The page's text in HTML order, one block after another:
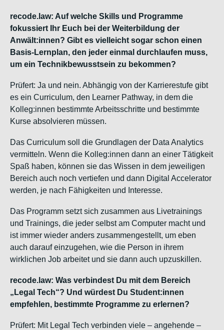
recode.law: Auf welche Skills und Programme
fokussiert Ihr Euch bei der Weiterbildung der
Anwält:innen? Gibt es vielleicht sogar schon einen
Basis-Lernplan, den jeder einmal durchlaufen muss,
um ein Technikbewusstsein zu bekommen?
Prüfert: Ja und nein. Abhängig von der Karrierestufe gibt
es ein Curriculum, den Learner Pathway, in dem die
Kolleg:innen bestimmte Arbeitsschritte und bestimmte
Kurse absolvieren müssen.
Das Curriculum soll die Grundlagen der Data Analytics
vermitteln. Wenn die Kolleg:innen dann an einer Tätigkeit
Spaß haben, können sie das Wissen in dem jeweiligen
Bereich auch noch vertiefen und dann Digital Accelerator
werden, je nach Fähigkeiten und Interesse.
Das Programm setzt sich zusammen aus Livetrainings
und Trainings, die jeder selbst am Computer macht und
ist immer wieder anders zusammengestellt, um eben
auch darauf einzugehen, wie die Person in ihrem
wirklichen Job arbeitet und sie dann auch upzuskillen.
recode.law: Was verbindest Du mit dem Bereich
„Legal Tech“? Und würdest Du Student:innen
empfehlen, bestimmte Programme zu erlernen?
Prüfert: Mit Legal Tech verbinden viele – angehende –